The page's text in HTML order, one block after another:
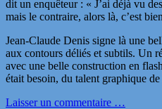
dit un enquêteur : « J’ai déjà vu
mais le contraire, alors là, c’est
Jean-Claude Denis signe là une
aux contours déliés et subtils. Un
avec une belle construction en
était besoin, du talent graphique de
Laisser un commentaire …